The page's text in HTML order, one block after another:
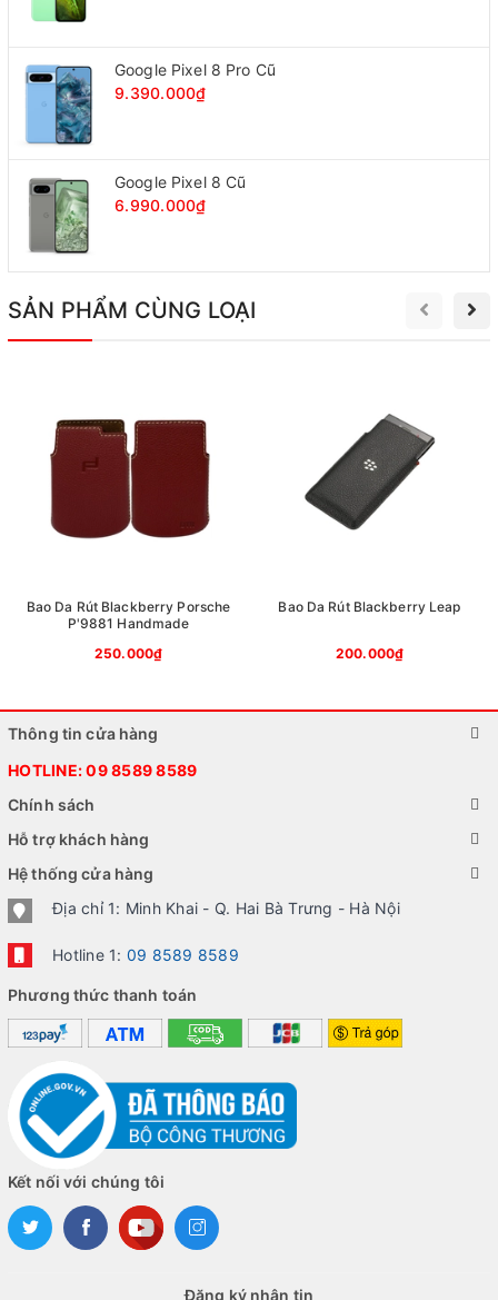
Google Pixel 8 Pro Cũ
9.390.000₫
Google Pixel 8 Cũ
6.990.000₫
SẢN PHẨM CÙNG LOẠI
Bao Da Rút Blackberry Porsche
P'9881 Handmade
250.000₫
Bao Da Rút Blackberry Leap
200.000₫
Thông tin cửa hàng
HOTLINE:09 8589 8589
Chính sách
Hỗ trợ khách hàng
Hệ thống cửa hàng
Địa chỉ 1: Minh Khai - Q. Hai Bà Trưng - Hà Nội
Hotline 1: 09 8589 8589
Phương thức thanh toán
Kết nối với chúng tôi
Đăng ký nhận tin